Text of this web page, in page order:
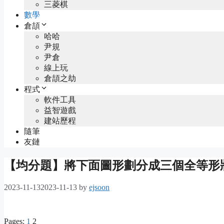
三菱棋
數學
倉頡
哈哈
尹規
尹倉
線上玩
倉頡之劫
程式
軟件工具
益智遊戲
建站歷程
隨筆
友鏈
【均分題】將下面圖形劃分成三個全等形
2023-11-132023-11-13 by ejsoon
Pages: 1 2